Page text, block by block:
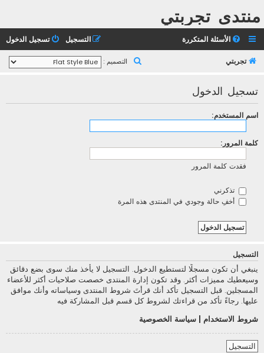
منتدى تجربتي
الأسئلة المتكررة تسجيل الدخول التسجيل
تجربتي التصميم :
تسجيل الدخول
اسم المستخدم:
كلمة المرور:
فقدت كلمة المرور
تذكرني
أخفِ حالة وجودي في المنتدى هذه المرة
التسجيل
ينبغي أن تكون مسجلًا لتستطيع الدخول. التسجيل لا يأخذ منك سوى بضع دقائق
وسيعطيك مميزات أكثر. وقد تكون إدارة المنتدى خصصت صلاحيات أكثر للأعضاء
المسجلين. قبل التسجيل تأكد أنك قرأتَ شروط المنتدى وسياساته وأنك موافق
عليها. رجاءً تأكد من قراءتك لشروط كل قسم قبل المشاركة فيه
شروط الاستخدام
سياسة الخصوصية
التسجيل